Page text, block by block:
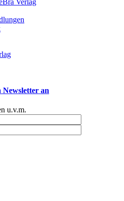
Newsletter an
u.v.m.